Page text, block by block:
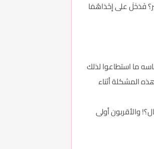
فَدَخَلَ على إِحْدَاهُمَا
ما استطاعوا لذلك
المشكلة أثناء
والأقربون أولى